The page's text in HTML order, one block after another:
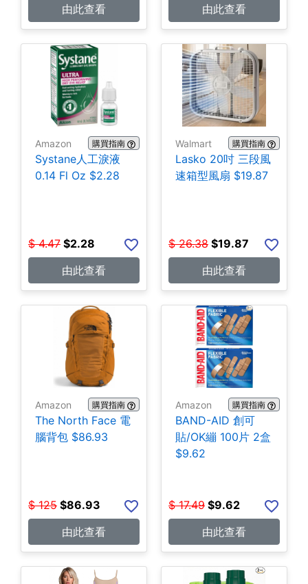
由此查看
由此查看
Amazon 購買指南
Systane人工淚液
0.14 Fl Oz $2.28
$ 4.47 $2.28
由此查看
Walmart 購買指南
Lasko 20吋 三段風
速箱型風扇 $19.87
$ 26.38 $19.87
由此查看
Amazon 購買指南
The North Face 電
腦背包 $86.93
$ 125 $86.93
由此查看
Amazon 購買指南
BAND-AID 創可
貼/OK繃 100片 2盒
$9.62
$ 17.49 $9.62
由此查看